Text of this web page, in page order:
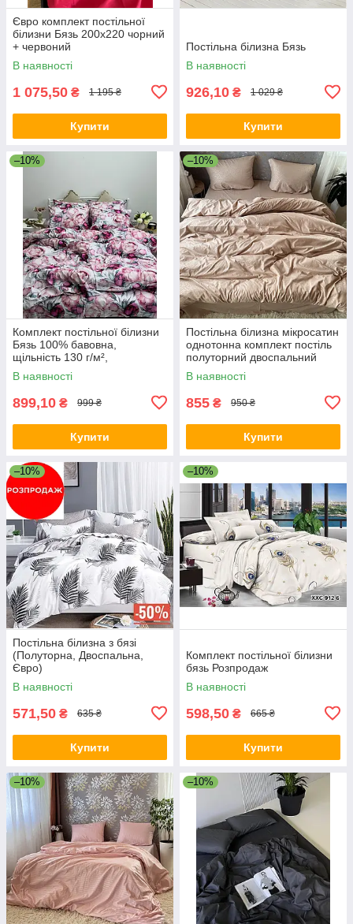
Євро комплект постільної
білизни Бязь 200x220 чорний
+ червоний
В наявності
1 075,50 ₴ 1 195 ₴
Купити
Постільна білизна Бязь
В наявності
926,10 ₴ 1 029 ₴
Купити
–10%
Комплект постільної білизни
Бязь 100% бавовна,
щільність 130 г/м²,
полуторний, двоспальний,
євро та сімейнийКомплект
В наявності
899,10 ₴ 999 ₴
Купити
–10%
Постільна білизна мікросатин
однотонна комплект постіль
полуторний двоспальний
євро сімейний Латте
В наявності
855 ₴ 950 ₴
Купити
–10%
Постільна білизна з бязі
(Полуторна, Двоспальна,
Євро)
В наявності
571,50 ₴ 635 ₴
Купити
–10%
Комплект постільної білизни
бязь Розпродаж
В наявності
598,50 ₴ 665 ₴
Купити
–10% –10%